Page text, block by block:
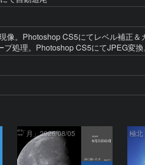
像。Photoshop CS5にてレベル補正＆
処理。Photoshop CS5にてJPEG変換
「月」2026/08/05 極北